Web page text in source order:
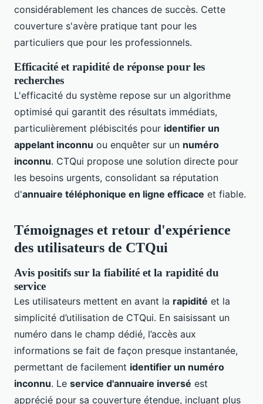
considérablement les chances de succès. Cette
couverture s'avère pratique tant pour les
particuliers que pour les professionnels.
Efficacité et rapidité de réponse pour les
recherches
L'efficacité du système repose sur un algorithme
optimisé qui garantit des résultats immédiats,
particulièrement plébiscités pour identifier un
appelant inconnu ou enquêter sur un numéro
inconnu. CTQui propose une solution directe pour
les besoins urgents, consolidant sa réputation
d'annuaire téléphonique en ligne efficace et fiable.
Témoignages et retour d'expérience
des utilisateurs de CTQui
Avis positifs sur la fiabilité et la rapidité du
service
Les utilisateurs mettent en avant la rapidité et la
simplicité d’utilisation de CTQui. En saisissant un
numéro dans le champ dédié, l’accès aux
informations se fait de façon presque instantanée,
permettant de facilement identifier un numéro
inconnu. Le service d'annuaire inversé est
apprécié pour sa couverture étendue, incluant plus